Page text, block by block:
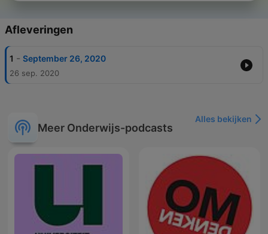
Afleveringen
1 - September 26, 2020
26 sep. 2020
Meer Onderwijs-podcasts
Alles bekijken